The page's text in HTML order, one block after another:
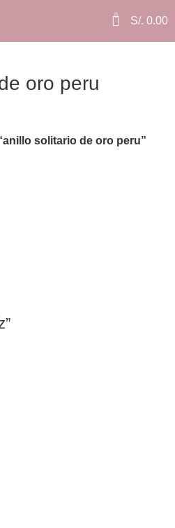
0 S/. 0.00
oro peru
solitario de oro peru”